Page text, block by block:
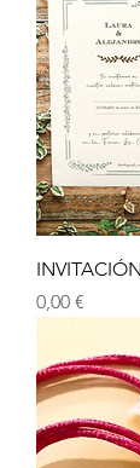
Precio
0,00 €